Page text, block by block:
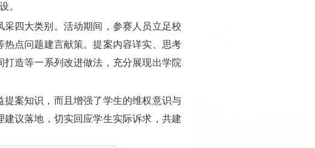
。
四大类别。活动期间，参赛人员立足校
点问题建言献策。提案内容详实、思考
造等一系列改进做法，充分展现出学院
案知识，而且增强了学生的维权意识与
议落地，切实回应学生实际诉求，共建